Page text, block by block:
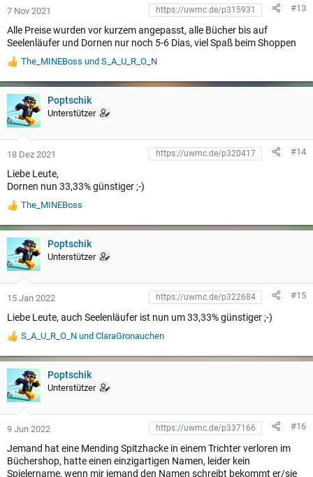
n
7 Nov 2021 #13
Alle Preise wurden vor kurzem angepasst, alle Bücher bis auf
Seelenläufer und Dornen nur noch 5-6 Dias, viel Spaß beim Shoppen
W
r
u
n
n
The_MINEBoss und S_A_U_R_O_N
Poptschik
Unterstützer
18 Dez 2021 #14
Liebe Leute,
Dornen nun 33,33% günstiger ;-)
W
r
u
n
n
The_MINEBoss
Poptschik
Unterstützer
15 Jan 2022 #15
Liebe Leute, auch Seelenläufer ist nun um 33,33% günstiger ;-)
W
r
u
n
n
S_A_U_R_O_N und ClaraGronauchen
Poptschik
Unterstützer
9 Jun 2022 #16
Jemand hat eine Mending Spitzhacke in einem Trichter verloren im
Büchershop, hatte einen einzigartigen Namen, leider kein
Spielername, wenn mir jemand den Namen schreibt bekommt er/sie